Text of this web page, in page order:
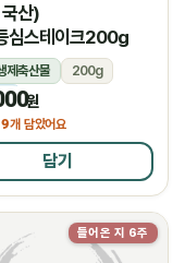
산)
심스테이크200g
제축산물
200g
원
9개 담았어요
담기
들어온 지 6주